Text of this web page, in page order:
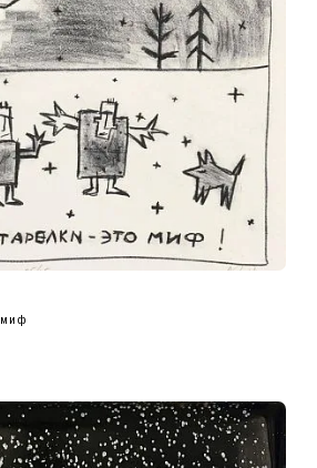
миф